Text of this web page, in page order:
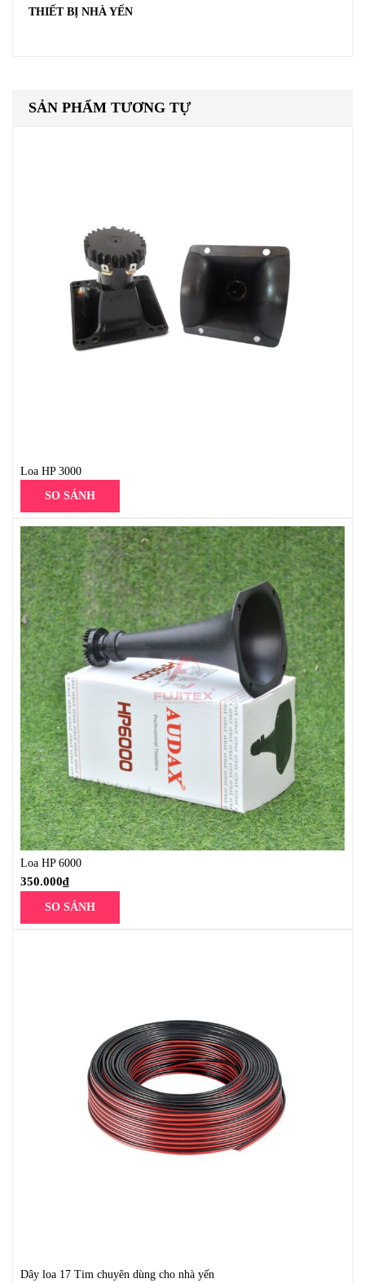
THIẾT BỊ NHÀ YẾN
SẢN PHẨM TƯƠNG TỰ
Loa HP 3000
SO SÁNH
Loa HP 6000
350.000₫
SO SÁNH
Dây loa 17 Tim chuyên dùng cho nhà yến